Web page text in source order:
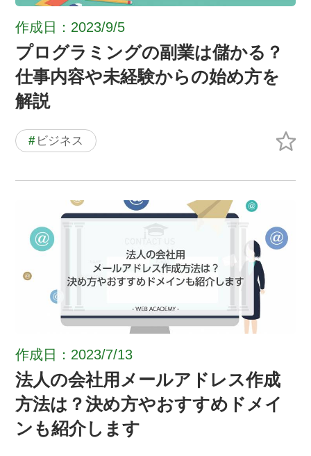
作成日：2023/9/5
プログラミングの副業は儲かる？
仕事内容や未経験からの始め方を
解説
# ビジネス
作成日：2023/7/13
法人の会社用メールアドレス作成
方法は？決め方やおすすめドメイ
ンも紹介します